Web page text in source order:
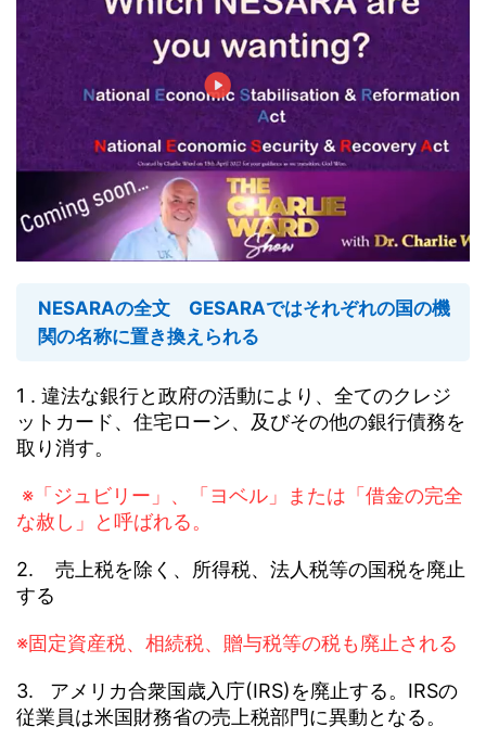
NESARAの全文 GESARAではそれぞれの国の機
関の名称に置き換えられる
1 . 違法な銀行と政府の活動により、全てのクレジ
ットカード、住宅ローン、及びその他の銀行債務を
取り消す。
※「ジュビリー」、「ヨベル」または「借金の完全
な赦し」と呼ばれる。
2. 売上税を除く、所得税、法人税等の国税を廃止
する
※固定資産税、相続税、贈与税等の税も廃止される
3. アメリカ合衆国歳入庁(IRS)を廃止する。IRSの
従業員は米国財務省の売上税部門に異動となる。